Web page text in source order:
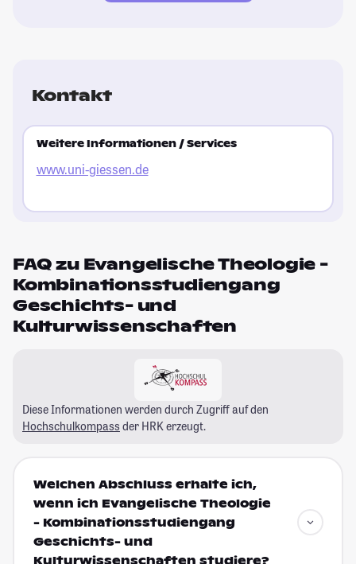
Kontakt
Weitere Informationen / Services
www.uni-giessen.de
FAQ zu Evangelische Theologie -
Kombinationsstudiengang
Geschichts- und
Kulturwissenschaften
Diese Informationen werden durch Zugriff auf den
Hochschulkompass der HRK erzeugt.
Welchen Abschluss erhalte ich,
wenn ich Evangelische Theologie
- Kombinationsstudiengang
Geschichts- und
Kulturwissenschaften studiere?